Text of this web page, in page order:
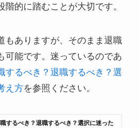
階的に踏むことが大切です。
もありますが、そのまま退職
可能です。迷っているのであ
するべき？退職するべき？選
え方を参照ください。
するべき？退職するべき？選択に迷った